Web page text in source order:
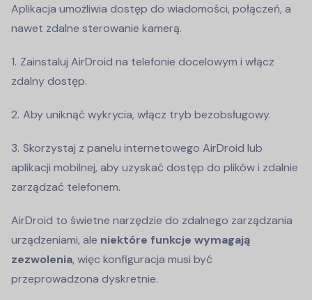
Aplikacja umożliwia dostęp do wiadomości, połączeń, a
nawet zdalne sterowanie kamerą.
Zainstaluj AirDroid na telefonie docelowym i włącz
zdalny dostęp.
Aby uniknąć wykrycia, włącz tryb bezobsługowy.
Skorzystaj z panelu internetowego AirDroid lub
aplikacji mobilnej, aby uzyskać dostęp do plików i zdalnie
zarządzać telefonem.
AirDroid to świetne narzędzie do zdalnego zarządzania
urządzeniami, ale niektóre funkcje wymagają
zezwolenia, więc konfiguracja musi być
przeprowadzona dyskretnie.